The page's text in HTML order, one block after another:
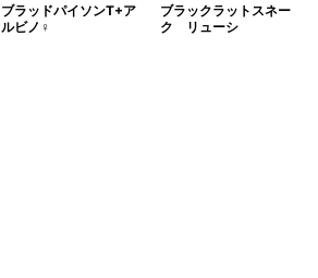
ブラッドパイソンT+ア
ルビノ♀
ブラックラットスネー
ク リューシ